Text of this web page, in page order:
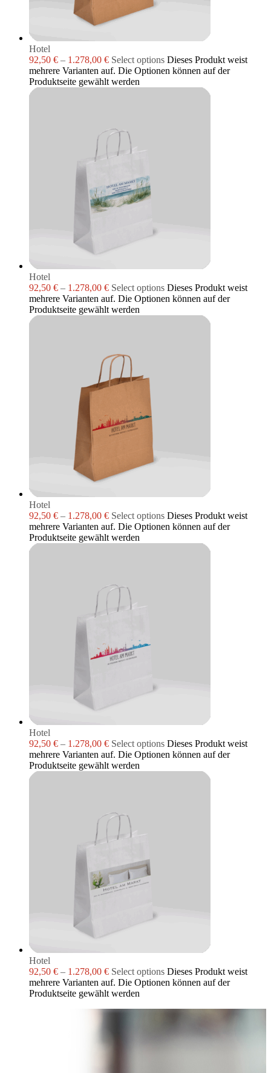
Hotel
92,50 € – 1.278,00 € Select options Dieses Produkt weist
mehrere Varianten auf. Die Optionen können auf der
Produktseite gewählt werden
Hotel
92,50 € – 1.278,00 € Select options Dieses Produkt weist
mehrere Varianten auf. Die Optionen können auf der
Produktseite gewählt werden
Hotel
92,50 € – 1.278,00 € Select options Dieses Produkt weist
mehrere Varianten auf. Die Optionen können auf der
Produktseite gewählt werden
Hotel
92,50 € – 1.278,00 € Select options Dieses Produkt weist
mehrere Varianten auf. Die Optionen können auf der
Produktseite gewählt werden
Hotel
92,50 € – 1.278,00 € Select options Dieses Produkt weist
mehrere Varianten auf. Die Optionen können auf der
Produktseite gewählt werden